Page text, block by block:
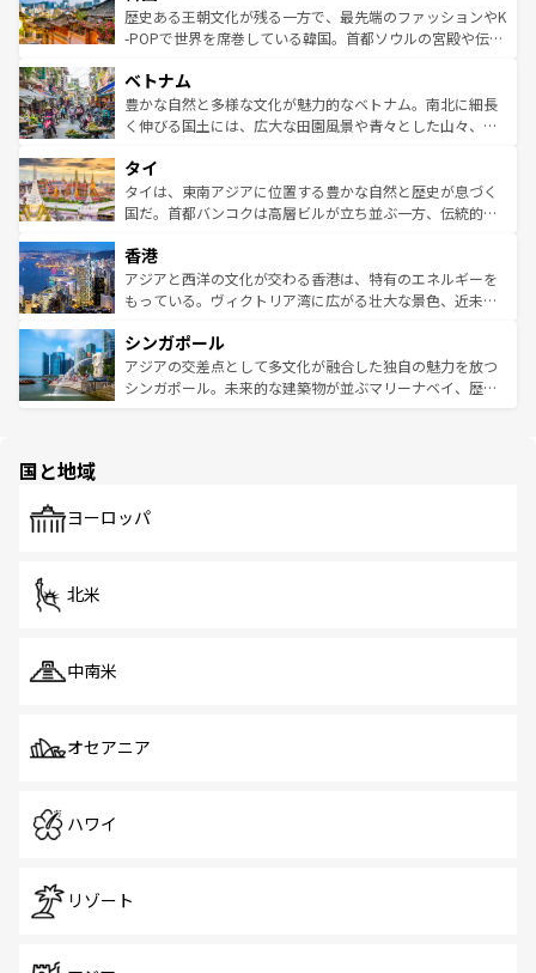
はコンテンツ一覧を参照してほしい。
ビング、ハイキングなど、アウトドア好きにはたまらな
い。オーストラリアの多彩な魅力を存分に味わいつくそ
参照してほしい。
と山間の静けさが共存しており、訪れる人に新しい発見と
驚きをもたらしてくれる。また、奥深い台湾の食文化も魅
容にもいいと評判のスイーツなど、バラエティ豊かな料理
が味わえる。 なお、新着の台湾情報は コンテンツ一覧を参
照してほしい。
歴史ある王朝文化が残る一方で、最先端のファッションやK
-POPで世界を席巻している韓国。首都ソウルの宮殿や伝統
き、地方に足を延ばせば四季折々の自然美を楽しむことが
できる。そして、キムチや焼肉、絶品のストリートフード
まで、さまざまな韓国料理が待っている。夜には、韓国な
リティに包まれながら、韓国の多彩な魅力を心ゆくまで味
わってみてほしい。 なお、新着の韓国情報はコンテンツ一
覧を参照してほしい。
ベトナム
豊かな自然と多様な文化が魅力的なベトナム。南北に細長
く伸びる国土には、広大な田園風景や青々とした山々、世
急速な発展と共に伝統が息づく。ハノイの古い町並みやホ
ーチミン市のフランス統治時代の建物も、独特の雰囲気を
醸し出している。また、バラエティの豊かさとおいしさで
とつ。フォーやバインミー、ベトナムコーヒーなどは、ぜ
ひ現地で味わいたい。どの地域を訪れてもあたたかい人々
が旅行者を迎えてくれるので、きっと忘れられない旅にな
参照してほしい。
タイ
タイは、東南アジアに位置する豊かな自然と歴史が息づく
国だ。首都バンコクは高層ビルが立ち並ぶ一方、伝統的な
の活気が交差している。北部ではチェンマイなどの山岳地
帯で自然と触れ合い、南部ではプーケットやクラビの美し
いビーチでリゾート気分を楽しむことができる。タイ料理
激する。気候は一年中温暖で、どの季節にも異なる楽しみ
が待っている。親しみやすいタイの人々、仏教を中心とし
た文化、そして多様な観光資源が、訪れる旅人を魅了し続
香港
アジアと西洋の文化が交わる香港は、特有のエネルギーを
もっている。ヴィクトリア湾に広がる壮大な景色、近未来
み、どこを訪れても感動するはず。観光スポットが密集し
ており、効率よく見どころを回れるのも魅力。息をのむよ
うな絶景から文化的な体験まで、香港を存分に楽しみ尽く
シンガポール
アジアの交差点として多文化が融合した独自の魅力を放つ
シンガポール。未来的な建築物が並ぶマリーナベイ、歴史
で、ホーカーズは地元の風情を楽しめる外せないスポット
国と地域
ヨーロッパ
北米
中南米
オセアニア
ハワイ
リゾート